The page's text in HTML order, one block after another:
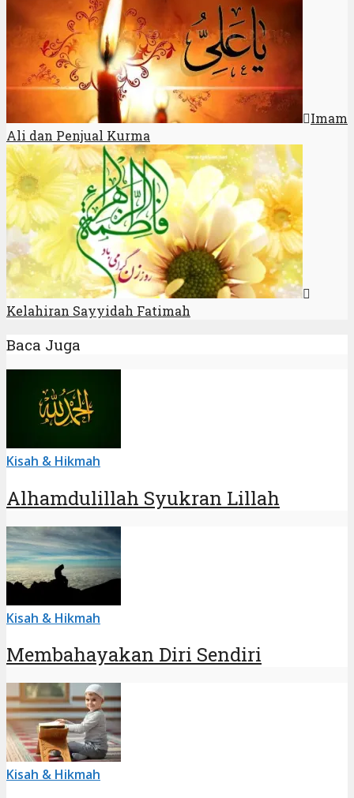
Imam
Ali dan Penjual Kurma
Kelahiran Sayyidah Fatimah
Baca Juga
Kisah & Hikmah
Alhamdulillah Syukran Lillah
Kisah & Hikmah
Membahayakan Diri Sendiri
Kisah & Hikmah